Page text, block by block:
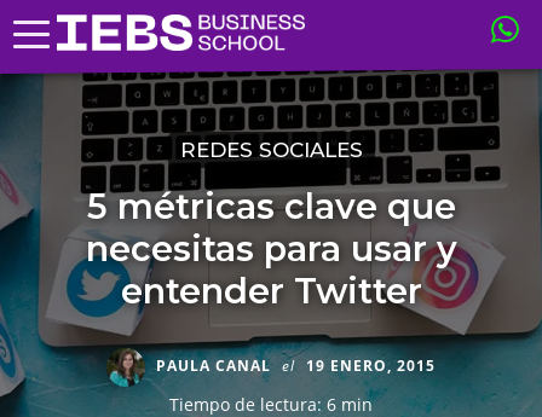
REDES SOCIALES
5 métricas clave que
necesitas para usar y
entender Twitter
PAULA CANAL el 19 ENERO, 2015
Tiempo de lectura: 6 min